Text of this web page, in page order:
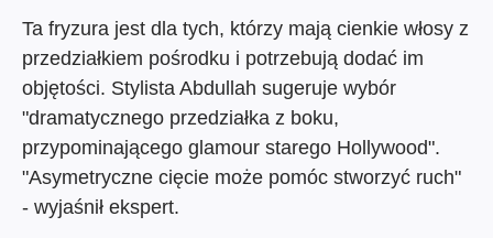
Ta fryzura jest dla tych, którzy mają cienkie włosy z
przedziałkiem pośrodku i potrzebują dodać im
objętości. Stylista Abdullah sugeruje wybór
"dramatycznego przedziałka z boku,
przypominającego glamour starego Hollywood".
"Asymetryczne cięcie może pomóc stworzyć ruch"
- wyjaśnił ekspert.